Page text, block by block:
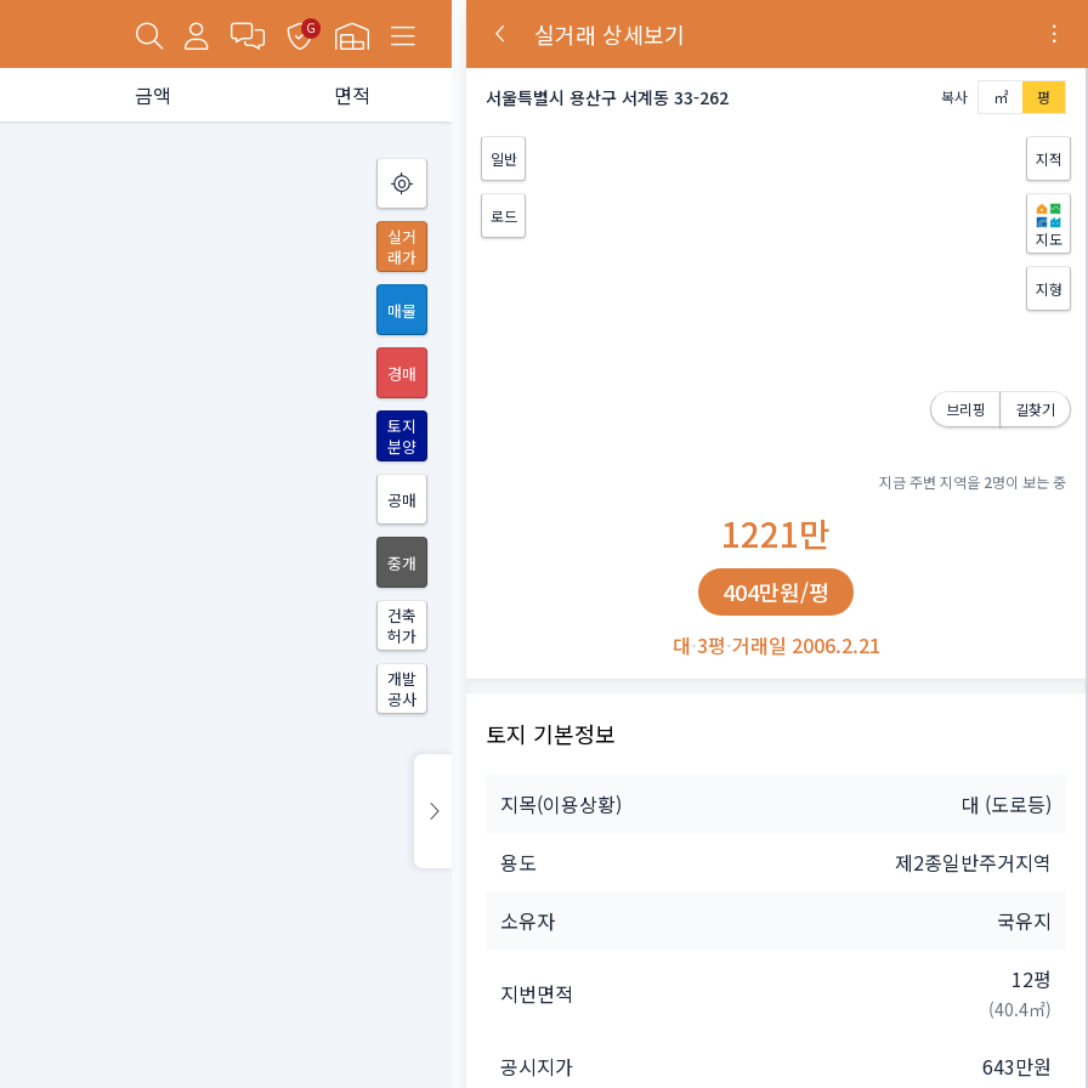
G
금액 면적
실거
래가
매물
경매
토지
분양
공매
중개
건축
허가
개발
공사
실거래 상세보기
서울특별시 용산구 서계동 33-262 복사 ㎡ 평
일반
로드
지적
지도
지형
브리핑 길찾기
지금 주변 지역을 2명이 보는 중
1221만
404만원/평
대·3평·거래일 2006.2.21
토지 기본정보
지목(이용상황) 대 (도로등)
용도
제2종일반주거지역
소유자
국유지
지번면적 12평
(40.4㎡)
공시지가 643만원